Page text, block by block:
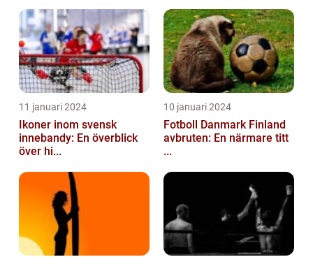
11 januari 2024
Ikoner inom svensk
innebandy: En överblick
över hi...
10 januari 2024
Fotboll Danmark Finland
avbruten: En närmare titt
...